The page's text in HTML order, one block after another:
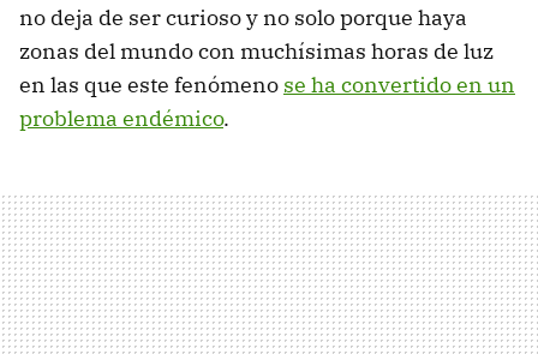
no deja de ser curioso y no solo porque haya
zonas del mundo con muchísimas horas de luz
en las que este fenómeno se ha convertido en un
problema endémico.